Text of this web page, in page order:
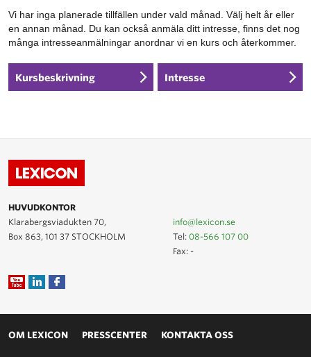
Vi har inga planerade tillfällen under vald månad. Välj helt år eller
en annan månad. Du kan också anmäla ditt intresse, finns det nog
många intresseanmälningar anordnar vi en kurs och återkommer.
Kursbeskrivning Intresse
HUVUDKONTOR
Klarabergsviadukten 70,
Box 863, 101 37 STOCKHOLM
info@lexicon.se
Tel:08-566 107 00
Fax: -
OM LEXICON PRESSCENTER KONTAKTA OSS